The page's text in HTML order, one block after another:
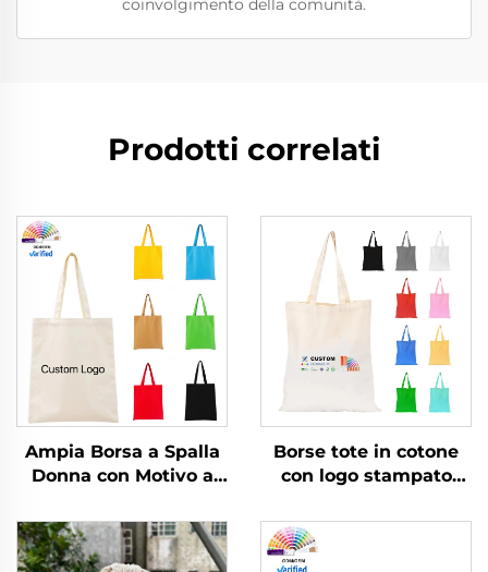
coinvolgimento della comunità.
Prodotti correlati
Ampia Borsa a Spalla
Donna con Motivo a
Personalizzabile Moda
Popolare in Tessuto
Borse tote in cotone
con logo stampato
per la spesa
riutilizzabile in tela